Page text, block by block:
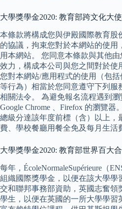
大學獎學金2020: 教育部跨文化大
本條款將構成您與伊殿國際教育股
的協議，拘束您對於本網站的使用
用本網站。 您同意本條款與其他
效力，構成本公司與您之間對於使
您對本網站/應用程式的使用（包
等行為）相當於您同意遵守下列服
相關法令。 為避免報名流程遇到
Google Chrome 、Firefox 的瀏覽
總級分達該年度前標（含）以上，
費、學校餐廳用餐全免及每月生活
大學獎學金2020: 教育部世界百大
每年，ÉcoleNormaleSupérieure（
組織國際獎學金，以便在該大學學
交和聯邦事務部資助，英國志奮領
學生，以便在英國的一所大學學習